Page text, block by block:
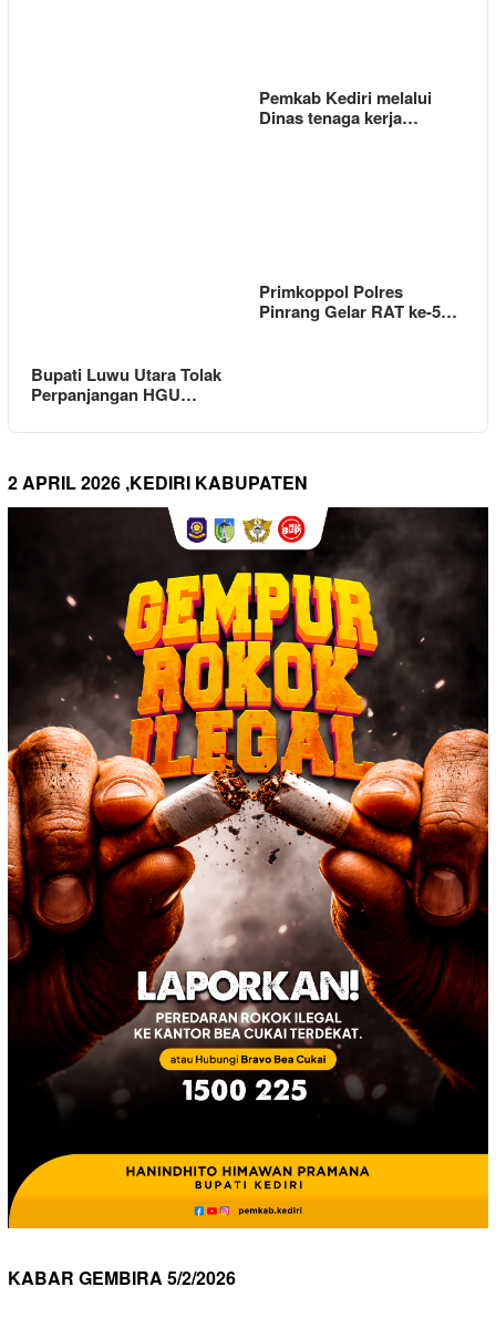
Pemkab Kediri melalui
Dinas tenaga kerja…
Bupati Luwu Utara Tolak
Perpanjangan HGU…
Primkoppol Polres
Pinrang Gelar RAT ke-5…
2 APRIL 2026 ,KEDIRI KABUPATEN
KABAR GEMBIRA 5/2/2026